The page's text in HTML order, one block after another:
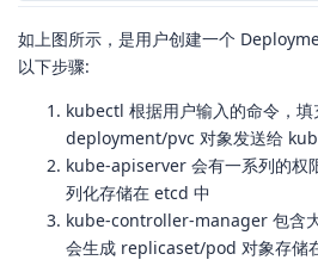
如上图所示，是用户创建一个
以下步骤:
kubectl 根据用户输入的命令，
deployment/pvc 对象发送给
kube-apiserver 会有一系列的权
列化存储在 etcd 中
kube-controller-manager 包含
会生成 replicaset/pod 对象存储